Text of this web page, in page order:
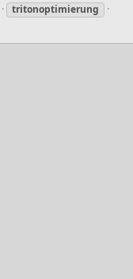
tritonoptimierung